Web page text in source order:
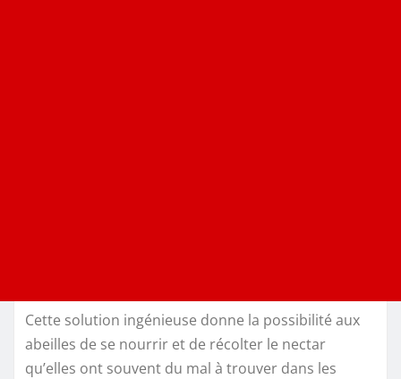
Cette solution ingénieuse donne la possibilité aux
abeilles de se nourrir et de récolter le nectar
qu’elles ont souvent du mal à trouver dans les